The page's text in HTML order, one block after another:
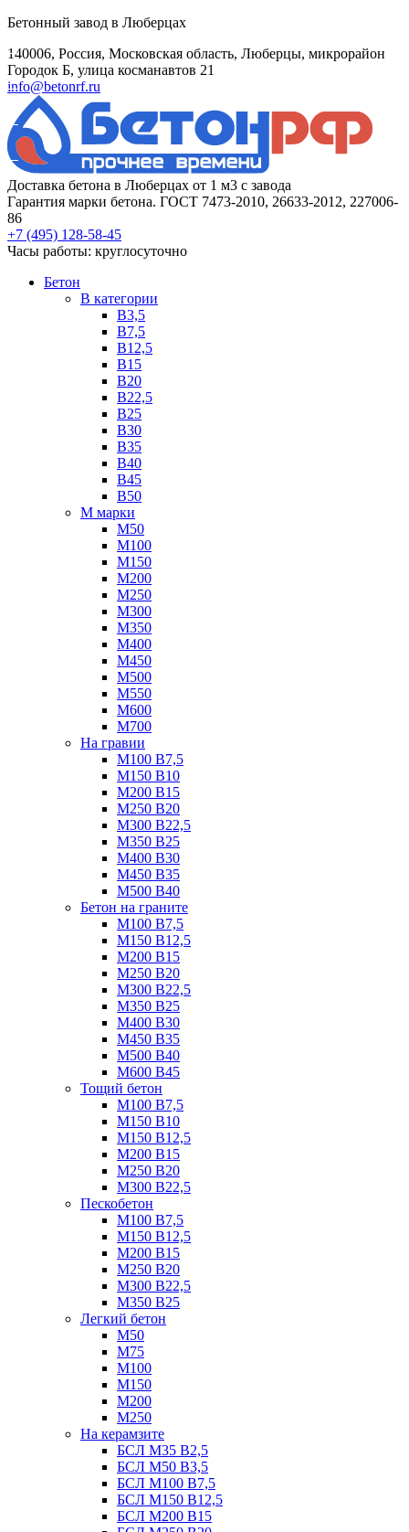
Бетонный завод в Люберцах
140006, Россия, Московская область, Люберцы, микрорайон
Городок Б, улица косманавтов 21
info@betonrf.ru
Доставка бетона в Люберцах от 1 м3 с завода
Гарантия марки бетона. ГОСТ 7473-2010, 26633-2012, 227006-
86
+7 (495) 128-58-45
Часы работы: круглосуточно
Бетон
B категории
B3,5
B7,5
B12,5
B15
B20
B22,5
B25
B30
B35
B40
B45
B50
М марки
М50
М100
М150
М200
М250
М300
М350
М400
М450
М500
М550
М600
М700
На гравии
М100 B7,5
М150 B10
М200 B15
М250 B20
М300 B22,5
М350 B25
М400 B30
М450 B35
М500 B40
Бетон на граните
М100 B7,5
М150 B12,5
М200 B15
М250 B20
М300 B22,5
М350 B25
М400 B30
М450 B35
М500 B40
М600 B45
Тощий бетон
М100 В7,5
М150 В10
М150 В12,5
М200 В15
М250 В20
М300 В22,5
Пескобетон
М100 В7,5
М150 В12,5
М200 В15
М250 В20
М300 В22,5
М350 В25
Легкий бетон
М50
М75
М100
М150
М200
М250
На керамзите
БСЛ М35 B2,5
БСЛ М50 В3,5
БСЛ М100 В7,5
БСЛ М150 В12,5
БСЛ М200 В15